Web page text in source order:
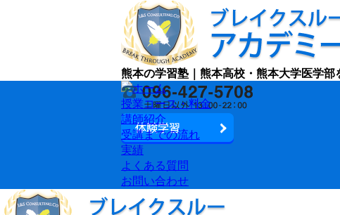
熊本の学習塾｜熊本高校・熊本大学医学
授業コース・料金
講師紹介
受講までの流れ
実績
よくある質問
お問い合わせ